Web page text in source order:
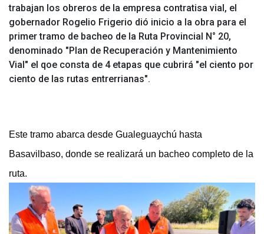
trabajan los obreros de la empresa contratisa vial, el
gobernador Rogelio Frigerio dió inicio a la obra para el
primer tramo de bacheo de la Ruta Provincial N° 20,
denominado "Plan de Recuperación y Mantenimiento
Vial" el qoe consta de 4 etapas que cubrirá "el ciento por
ciento de las rutas entrerrianas".
Este tramo abarca desde Gualeguaychú hasta
Basavilbaso, donde se realizará un bacheo completo de la
ruta.